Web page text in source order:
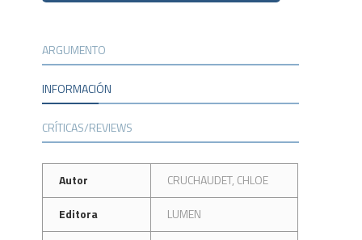
ARGUMENTO
INFORMACIÓN
CRÍTICAS/REVIEWS
Autor
CRUCHAUDET, CHLOE
Editora
LUMEN